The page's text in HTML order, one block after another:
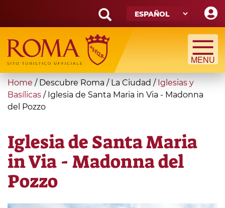
main
content
Search
form
Búsqueda
You
are
here
Home / Descubre Roma / La Ciudad / Iglesias y
Basílicas / Iglesia de Santa Maria in Via - Madonna
del Pozzo
Iglesia de Santa Maria
in Via - Madonna del
Pozzo